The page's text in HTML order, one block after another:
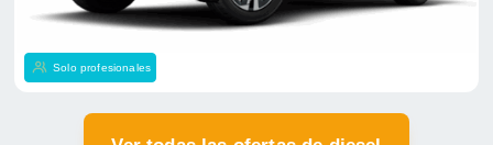
Solo profesionales